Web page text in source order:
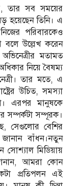
তার সব সময়ের
হয়েছেন তিনি। এ
পরিবারকেও
বলে উল্লেখ করেন
মতামত
নিয়ে বৈষম্য
তার মতে, এ
উচিত, সমস্যা
এরপর মানুষকে
সম্পর্কটা সম্পূরক।
সেগুলোর বেশির
বাঁধন।নতুন
সোশ্যাল মিডিয়ায়
আমরা কোন
প্রতিপলন এই